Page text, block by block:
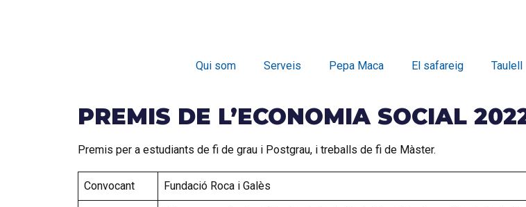
Qui som Serveis Pepa Maca El safareig Taulell
PREMIS DE L’ECONOMIA SOCIAL
Premis per a estudiants de fi de grau i Postgrau, i treballs de fi de Màster.
Convocant Fundació Roca i Galès